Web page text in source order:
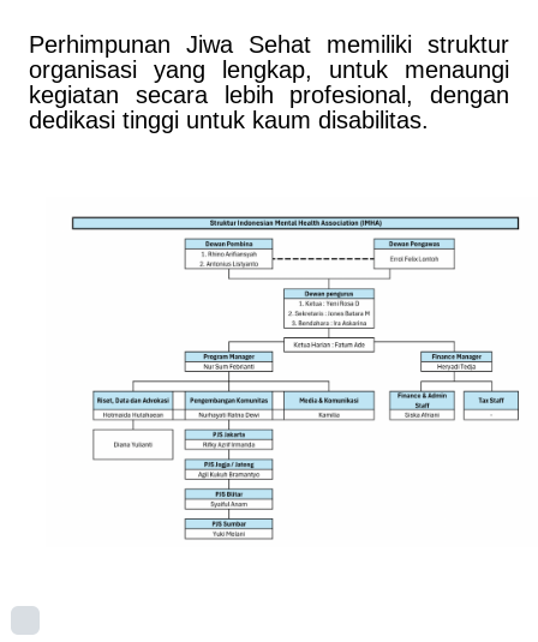
Perhimpunan Jiwa Sehat memiliki struktur
organisasi yang lengkap, untuk menaungi
kegiatan secara lebih profesional, dengan
dedikasi tinggi untuk kaum disabilitas.